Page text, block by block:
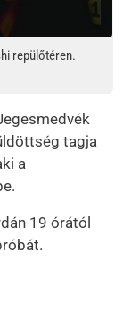
repülőtéren.
tagja
a
19 órától